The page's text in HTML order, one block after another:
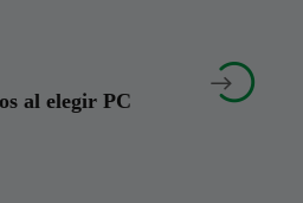
al elegir PC

